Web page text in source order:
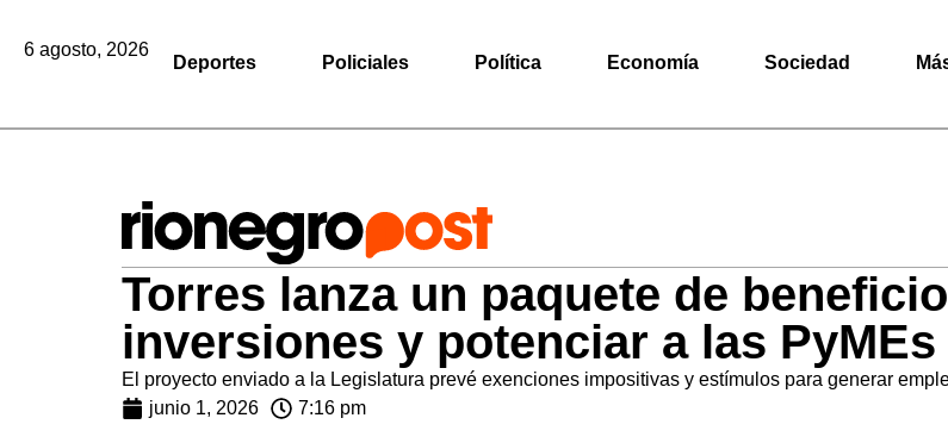
6 agosto, 2026
Deportes Policiales Política Economía Sociedad
Torres lanza un paquete de
inversiones y potenciar a las PyMEs
El proyecto enviado a la Legislatura prevé exenciones impositivas y estímulos para generar
junio 1, 2026
7:16 pm